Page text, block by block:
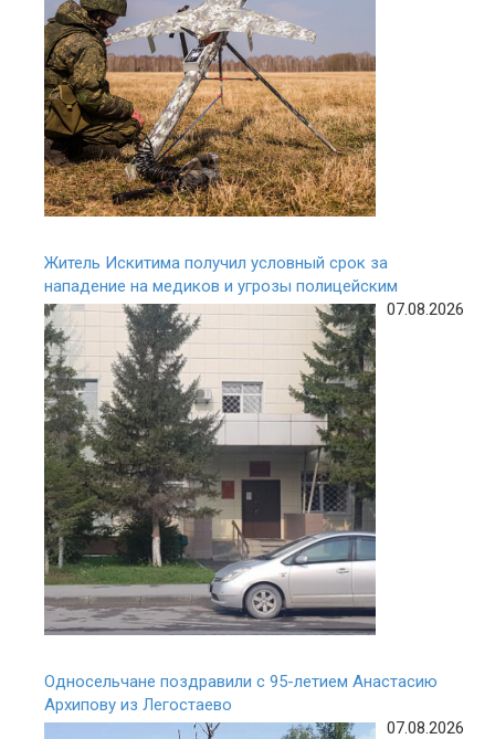
Житель Искитима получил условный срок за
нападение на медиков и угрозы полицейским
07.08.2026
Односельчане поздравили с 95-летием Анастасию
Архипову из Легостаево
07.08.2026